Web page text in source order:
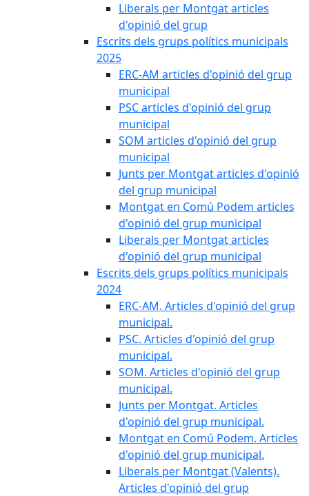
Liberals per Montgat articles
d'opinió del grup
Escrits dels grups polítics municipals
2025
ERC-AM articles d'opinió del grup
municipal
PSC articles d'opinió del grup
municipal
SOM articles d'opinió del grup
municipal
Junts per Montgat articles d'opinió
del grup municipal
Montgat en Comú Podem articles
d'opinió del grup municipal
Liberals per Montgat articles
d'opinió del grup municipal
Escrits dels grups polítics municipals
2024
ERC-AM. Articles d'opinió del grup
municipal.
PSC. Articles d'opinió del grup
municipal.
SOM. Articles d'opinió del grup
municipal.
Junts per Montgat. Articles
d'opinió del grup municipal.
Montgat en Comú Podem. Articles
d'opinió del grup municipal.
Liberals per Montgat (Valents).
Articles d'opinió del grup